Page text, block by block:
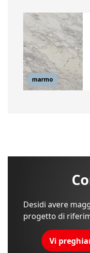
marmo
Desidi avere
progetto di
Vi